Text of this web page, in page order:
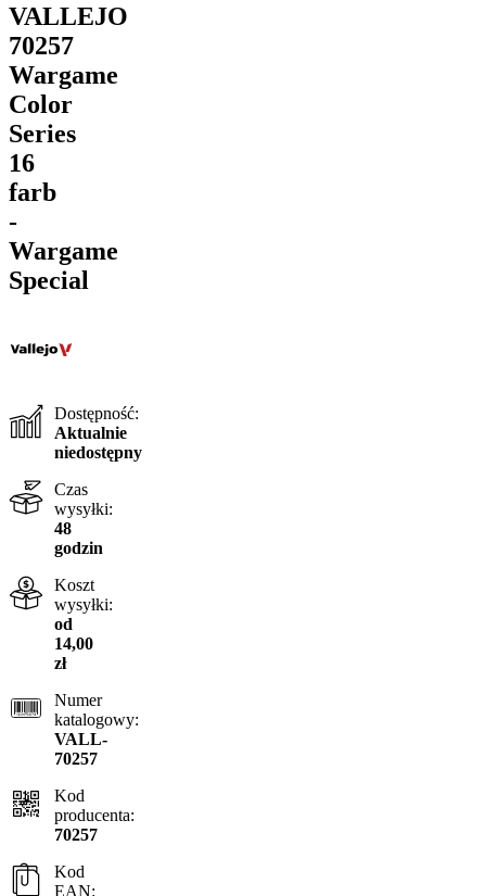
VALLEJO
70257
Wargame
Color
Series
16
farb
-
Wargame
Special
Dostępność:
Aktualnie
niedostępny
Czas
wysyłki:
48
godzin
Koszt
wysyłki:
od
14,00
zł
Numer
katalogowy:
VALL-
70257
Kod
producenta:
70257
Kod
EAN: